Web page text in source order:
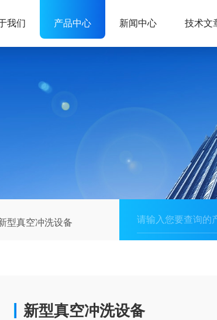
我们 产品中心 新闻中心 技术文
型真空冲洗设备
新型真空冲洗设备